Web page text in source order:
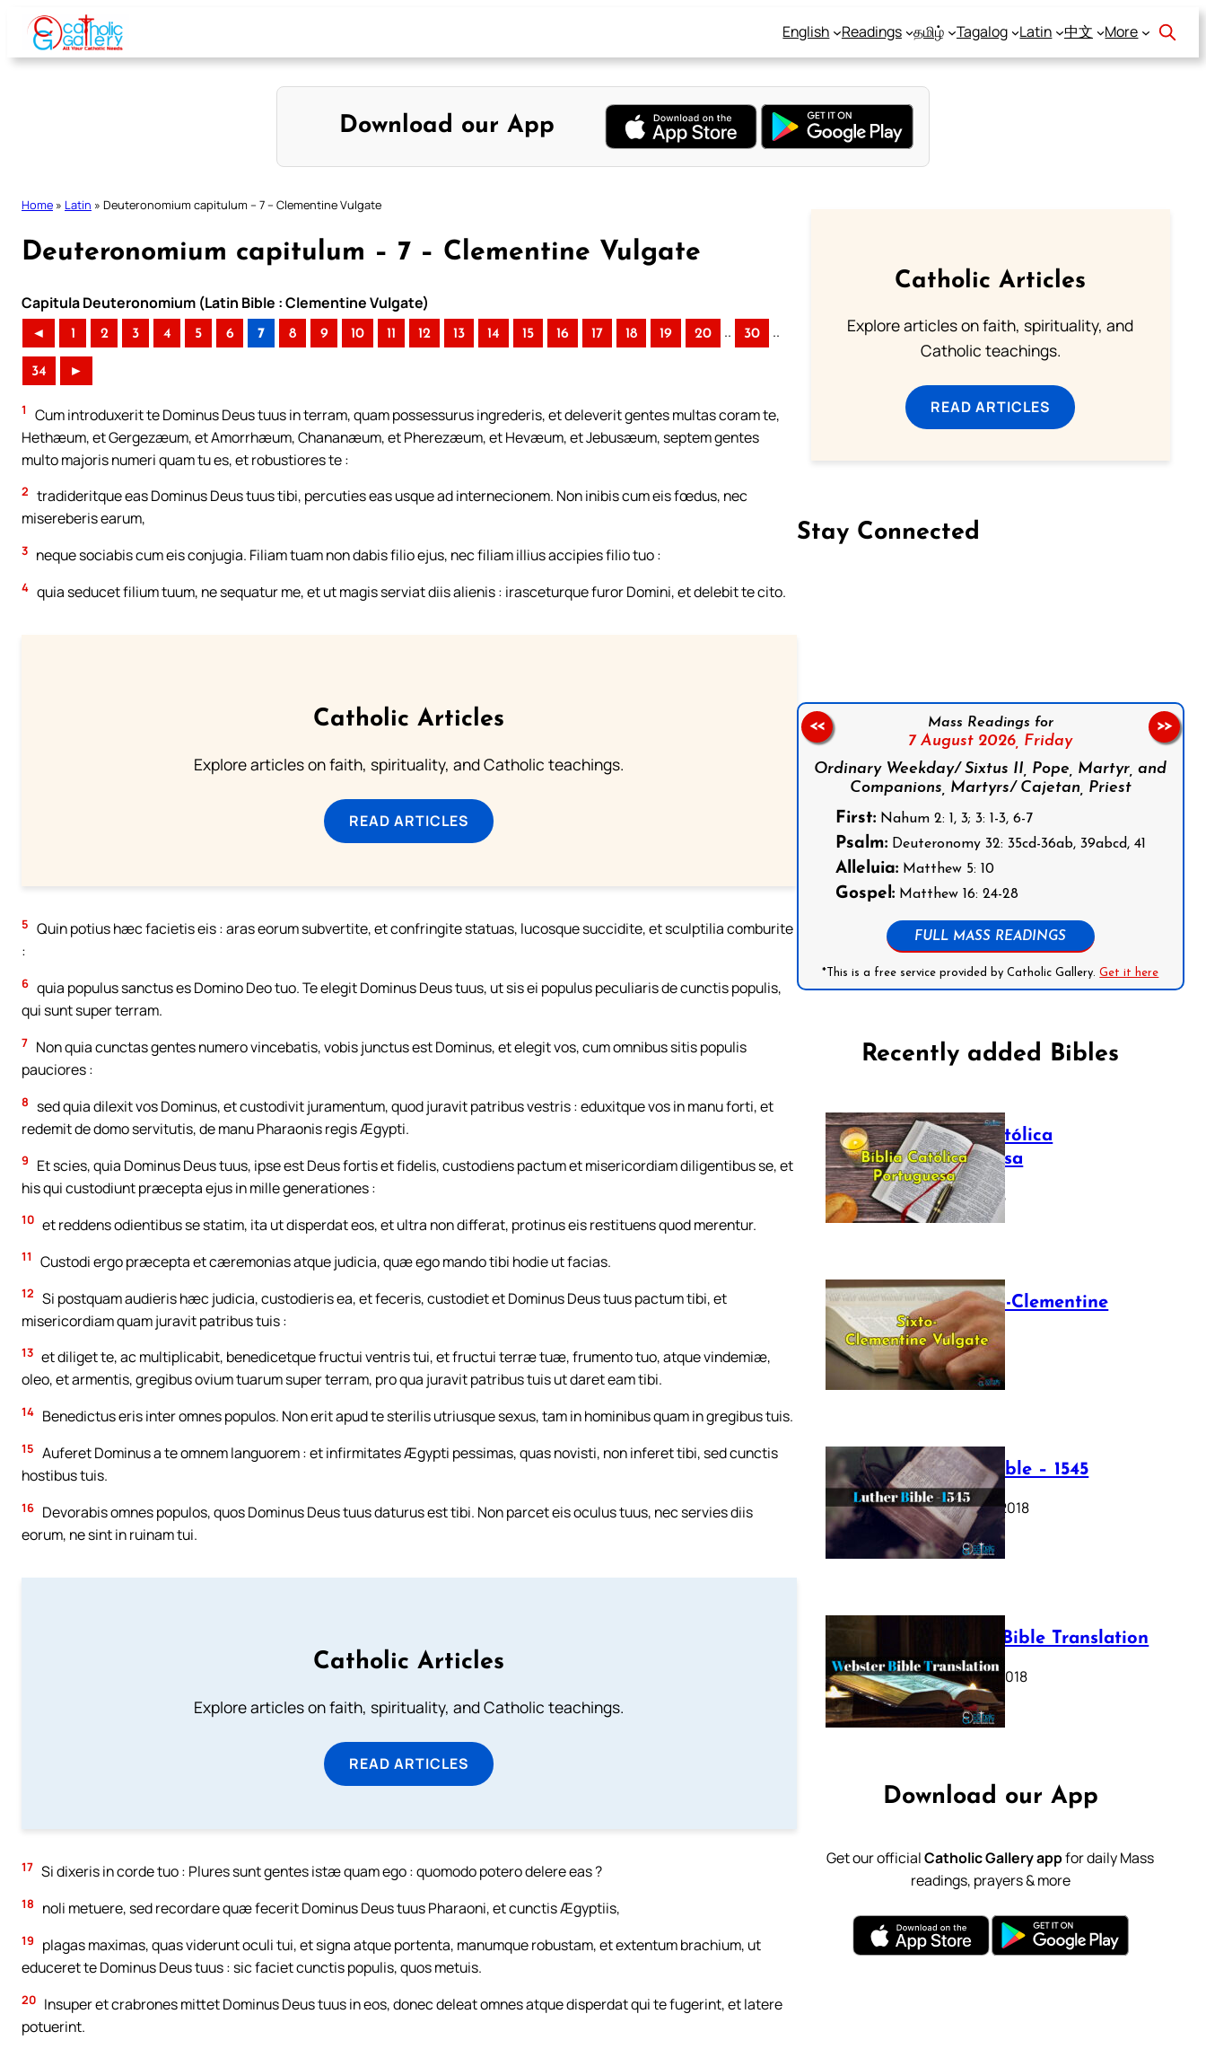
Skip
content
English Readings தமிழ் Tagalog Latin 中文 More
Download our App
Home » Latin » Deuteronomium capitulum – 7 – Clementine Vulgate
Deuteronomium capitulum – 7 – Clementine Vulgate
Capitula Deuteronomium (Latin Bible : Clementine Vulgate)
◄ 1 2 3 4 5 6 7 8 9 10 11 12 13 14 15 16 17 18 19 20 .. 30 ..
34 ►
1
Cum introduxerit te Dominus Deus tuus in terram, quam possessurus ingrederis, et deleverit gentes multas coram te,
Hethæum, et Gergezæum, et Amorrhæum, Chananæum, et Pherezæum, et Hevæum, et Jebusæum, septem gentes
multo majoris numeri quam tu es, et robustiores te :
2 tradideritque eas Dominus Deus tuus tibi, percuties eas usque ad internecionem. Non inibis cum eis fœdus, nec
misereberis earum,
3 neque sociabis cum eis conjugia. Filiam tuam non dabis filio ejus, nec filiam illius accipies filio tuo :
4 quia seducet filium tuum, ne sequatur me, et ut magis serviat diis alienis : irasceturque furor Domini, et delebit te cito.
Catholic Articles
Explore articles on faith, spirituality, and Catholic teachings.
READ ARTICLES
5 Quin potius hæc facietis eis : aras eorum subvertite, et confringite statuas, lucosque succidite, et sculptilia comburite
:
6 quia populus sanctus es Domino Deo tuo. Te elegit Dominus Deus tuus, ut sis ei populus peculiaris de cunctis populis,
qui sunt super terram.
7 Non quia cunctas gentes numero vincebatis, vobis junctus est Dominus, et elegit vos, cum omnibus sitis populis
pauciores :
8
sed quia dilexit vos Dominus, et custodivit juramentum, quod juravit patribus vestris : eduxitque vos in manu forti, et
redemit de domo servitutis, de manu Pharaonis regis Ægypti.
9
Et scies, quia Dominus Deus tuus, ipse est Deus fortis et fidelis, custodiens pactum et misericordiam diligentibus se, et
his qui custodiunt præcepta ejus in mille generationes :
10 et reddens odientibus se statim, ita ut disperdat eos, et ultra non differat, protinus eis restituens quod merentur.
11 Custodi ergo præcepta et cæremonias atque judicia, quæ ego mando tibi hodie ut facias.
12 Si postquam audieris hæc judicia, custodieris ea, et feceris, custodiet et Dominus Deus tuus pactum tibi, et
misericordiam quam juravit patribus tuis :
13 et diliget te, ac multiplicabit, benedicetque fructui ventris tui, et fructui terræ tuæ, frumento tuo, atque vindemiæ,
oleo, et armentis, gregibus ovium tuarum super terram, pro qua juravit patribus tuis ut daret eam tibi.
14 Benedictus eris inter omnes populos. Non erit apud te sterilis utriusque sexus, tam in hominibus quam in gregibus tuis.
15 Auferet Dominus a te omnem languorem : et infirmitates Ægypti pessimas, quas novisti, non inferet tibi, sed cunctis
hostibus tuis.
16 Devorabis omnes populos, quos Dominus Deus tuus daturus est tibi. Non parcet eis oculus tuus, nec servies diis
eorum, ne sint in ruinam tui.
Catholic Articles
Explore articles on faith, spirituality, and Catholic teachings.
READ ARTICLES
17 Si dixeris in corde tuo : Plures sunt gentes istæ quam ego : quomodo potero delere eas ?
18 noli metuere, sed recordare quæ fecerit Dominus Deus tuus Pharaoni, et cunctis Ægyptiis,
19
plagas maximas, quas viderunt oculi tui, et signa atque portenta, manumque robustam, et extentum brachium, ut
educeret te Dominus Deus tuus : sic faciet cunctis populis, quos metuis.
20 Insuper et crabrones mittet Dominus Deus tuus in eos, donec deleat omnes atque disperdat qui te fugerint, et latere
potuerint.
Catholic Articles
Explore articles on faith, spirituality, and
Catholic teachings.
READ ARTICLES
Stay Connected
Mass Readings for
7 August 2026, Friday
Ordinary Weekday/ Sixtus II, Pope, Martyr, and
Companions, Martyrs/ Cajetan, Priest
First:Nahum 2: 1, 3; 3: 1-3, 6-7
Psalm:Deuteronomy 32: 35cd-36ab, 39abcd, 41
Alleluia:Matthew 5: 10
Gospel:Matthew 16: 24-28
FULL MASS READINGS
*This is a free service provided by Catholic Gallery.Get it here
<< >>
Recently added Bibles
Bíblia Católica
Portuguesa
July 16, 2025
The Sixto-Clementine
Vulgate
July 12, 2025
Luther Bible – 1545
October 17, 2018
Webster Bible Translation
October 11, 2018
Download our App
Get our officialCatholic Gallery appfor daily Mass
readings, prayers & more